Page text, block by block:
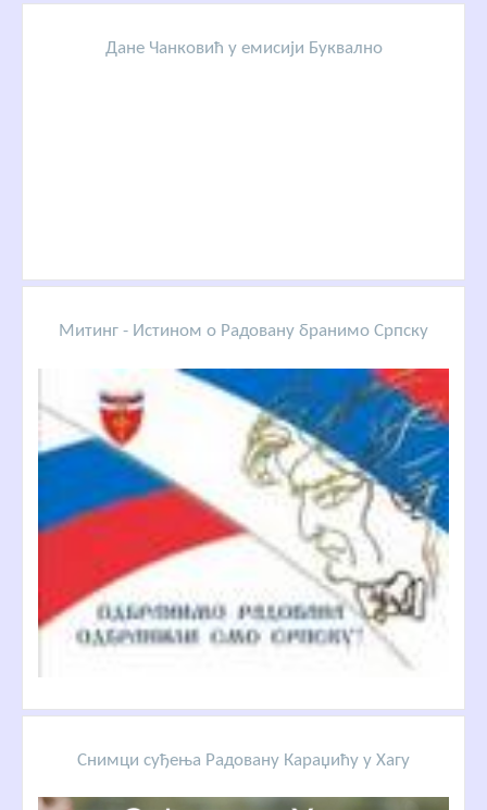
Дане Чанковић у емисији Буквално
Митинг - Истином о Радовану бранимо Српску
Снимци суђења Радовану Караџићу у Хагу